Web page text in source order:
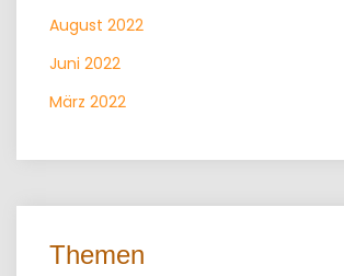
August 2022
Juni 2022
März 2022
Themen